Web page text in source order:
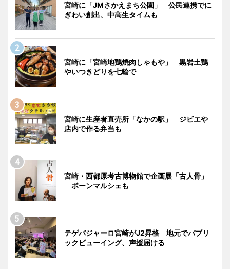
宮崎に「JMさかえまち公園」 公民連携でに
ぎわい創出、中高生タイムも
宮崎に「宮崎地鶏焼肉しゃもや」 黒岩土鶏
やいつきどりを七輪で
宮崎に生産者直売所「なかの駅」 ジビエや
店内で作る弁当も
宮崎・西都原考古博物館で企画展「古人骨」
ボーンマルシェも
テゲバジャーロ宮崎がJ2昇格 地元でパブリ
ックビューイング、声援届ける